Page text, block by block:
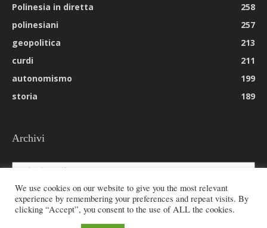
Polinesia in diretta
258
polinesiani
257
geopolitica
213
curdi
211
autonomismo
199
storia
189
Archivi
Archivi
We use cookies on our website to give you the most relevant
experience by remembering your preferences and repeat visits. By
clicking “Accept”, you consent to the use of ALL the cookies.